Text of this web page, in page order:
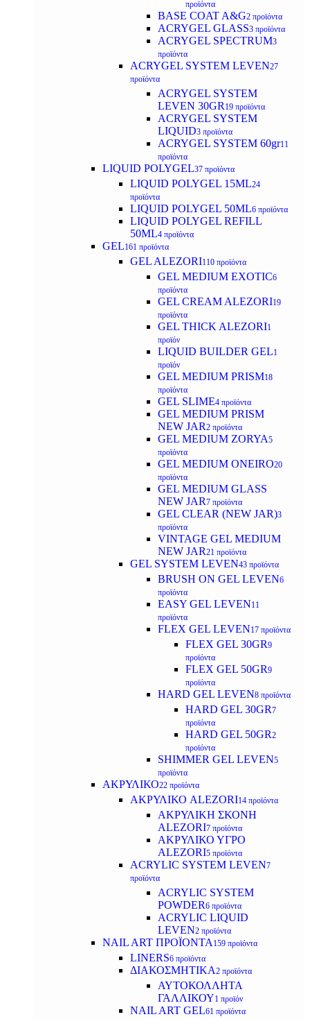
προϊόντα
BASE COAT A&G2 προϊόντα
ACRYGEL GLASS3 προϊόντα
ACRYGEL SPECTRUM3
προϊόντα
ACRYGEL SYSTEM LEVEN27
προϊόντα
ACRYGEL SYSTEM
LEVEN 30GR 19 προϊόντα
ACRYGEL SYSTEM
LIQUID3 προϊόντα
ACRYGEL SYSTEM 60gr11
προϊόντα
LIQUID POLYGEL37 προϊόντα
LIQUID POLYGEL 15ML24
προϊόντα
LIQUID POLYGEL 50ML6 προϊόντα
LIQUID POLYGEL REFILL
50ML4 προϊόντα
GEL161 προϊόντα
GEL ALEZORI110 προϊόντα
GEL MEDIUM EXOTIC6
προϊόντα
GEL CREAM ALEZORI19
προϊόντα
GEL THICK ALEZORI1
προϊόν
LIQUID BUILDER GEL1
προϊόν
GEL MEDIUM PRISM18
προϊόντα
GEL SLIME4 προϊόντα
GEL MEDIUM PRISM
NEW JAR2 προϊόντα
GEL MEDIUM ZORYA5
προϊόντα
GEL MEDIUM ONEIRO20
προϊόντα
GEL MEDIUM GLASS
NEW JAR7 προϊόντα
GEL CLEAR (NEW JAR)3
προϊόντα
VINTAGE GEL MEDIUM
NEW JAR21 προϊόντα
GEL SYSTEM LEVEN43 προϊόντα
BRUSH ON GEL LEVEN6
προϊόντα
EASY GEL LEVEN11
προϊόντα
FLEX GEL LEVEN17 προϊόντα
FLEX GEL 30GR9
προϊόντα
FLEX GEL 50GR9
προϊόντα
HARD GEL LEVEN8 προϊόντα
HARD GEL 30GR7
προϊόντα
HARD GEL 50GR2
προϊόντα
SHIMMER GEL LEVEN5
προϊόντα
ΑΚΡΥΛΙΚΟ22 προϊόντα
ΑΚΡΥΛΙΚΟ ALEZORI14 προϊόντα
ΑΚΡΥΛΙΚΗ ΣΚΟΝΗ
ALEZORI7 προϊόντα
ΑΚΡΥΛΙΚΟ ΥΓΡΟ
ALEZORI5 προϊόντα
ACRYLIC SYSTEM LEVEN7
προϊόντα
ACRYLIC SYSTEM
POWDER6 προϊόντα
ACRYLIC LIQUID
LEVEN2 προϊόντα
NAIL ART ΠΡΟΪΟΝΤΑ 159 προϊόντα
LINERS6 προϊόντα
ΔΙΑΚΟΣΜΗΤΙΚΑ2 προϊόντα
ΑΥΤΟΚΟΛΛΗΤΑ
ΓΑΛΛΙΚΟΥ1 προϊόν
NAIL ART GEL61 προϊόντα